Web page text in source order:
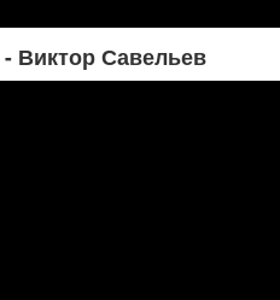
Виктор Савельев